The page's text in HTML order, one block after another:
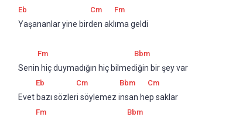
Eb Cm Fm
Yaşananlar yine birden aklıma geldi
Fm Bbm
Senin hiç duymadığın hiç bilmediğin bir şey var
Eb Cm Bbm Cm
Evet bazı sözleri söylemez insan hep saklar
Fm Bbm